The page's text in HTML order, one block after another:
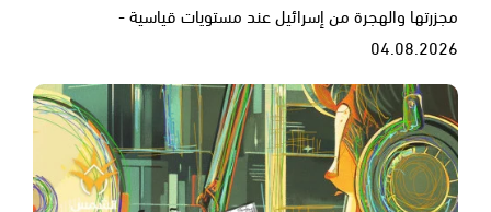
مجزرتها والهجرة من إسرائيل عند مستويات قياسية -
04.08.2026